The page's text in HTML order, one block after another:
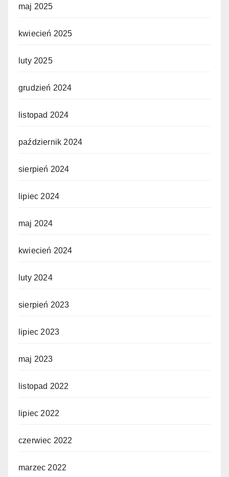
maj 2025
kwiecień 2025
luty 2025
grudzień 2024
listopad 2024
październik 2024
sierpień 2024
lipiec 2024
maj 2024
kwiecień 2024
luty 2024
sierpień 2023
lipiec 2023
maj 2023
listopad 2022
lipiec 2022
czerwiec 2022
marzec 2022